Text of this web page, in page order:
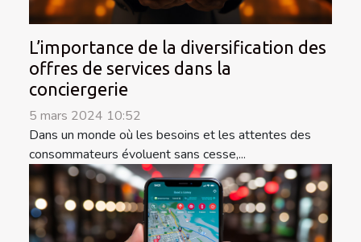
L’importance de la diversification des
offres de services dans la
conciergerie
5 mars 2024 10:52
Dans un monde où les besoins et les attentes des
consommateurs évoluent sans cesse,...